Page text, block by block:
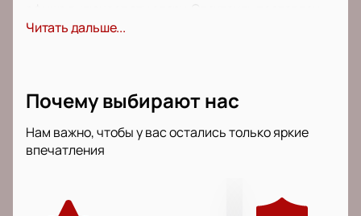
коллективом под руководством Евгения Колобова.
Сюжет
В центре истории — судьба героини, чью жизнь
меняют общественные устои. Опера рассказывает
осуждением общества. Постановка затрагивает
Читать дальше...
Почему выбирают нас
Нам важно, чтобы у вас остались только яркие
впечатления